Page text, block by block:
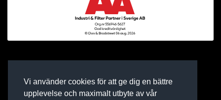
Vi använder cookies för att ge dig en bättre
upplevelse och maximalt utbyte av vår